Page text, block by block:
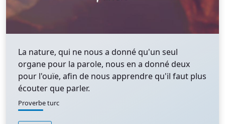
La nature, qui ne nous a donné qu'un seul
organe pour la parole, nous en a donné deux
pour l'ouïe, afin de nous apprendre qu'il faut plus
écouter que parler.
Proverbe turc